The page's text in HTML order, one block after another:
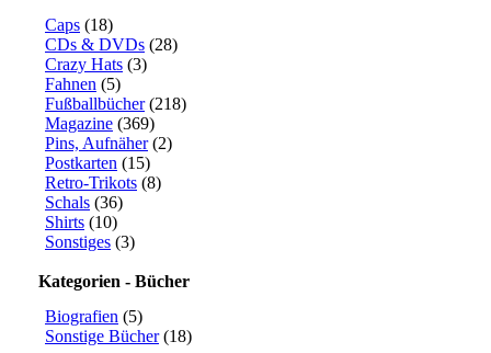
Caps (18)
CDs & DVDs (28)
Crazy Hats (3)
Fahnen (5)
Fußballbücher(218)
Magazine (369)
Pins, Aufnäher(2)
Postkarten (15)
Retro-Trikots (8)
Schals (36)
Shirts (10)
Sonstiges (3)
Kategorien - Bücher
Biografien (5)
Sonstige Bücher(18)